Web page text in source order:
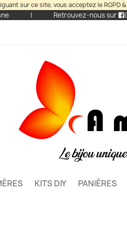
sur ce site, vous acceptez le RGPD
| Retrouvez-nous sur
KITS DIY PANIÈRES